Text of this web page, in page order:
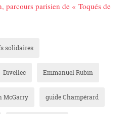
parcours parisien de « Toqués de
solidaires
Divellec Emmanuel Rubin
McGarry guide Champérard